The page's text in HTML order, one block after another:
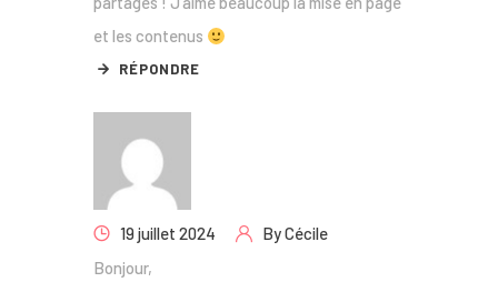
et les contenus
RÉPONDRE
19 juillet 2024 ByCécile
Bonjour,